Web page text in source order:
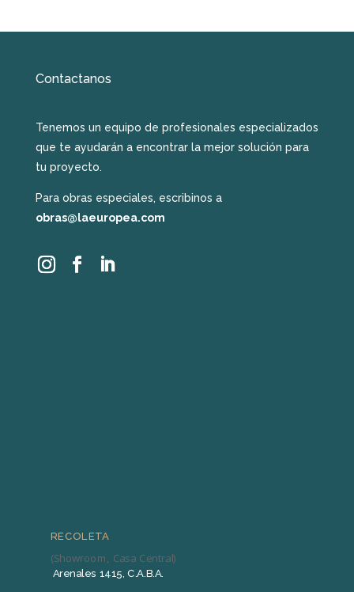
Contactanos
Tenemos un equipo de profesionales especializados
que te ayudarán a encontrar la mejor solución para
tu proyecto.
Para obras especiales, escribinos a
obras@laeuropea.com
RECOLETA
(Showroom, Casa Central)
Arenales 1415, C.A.B.A.